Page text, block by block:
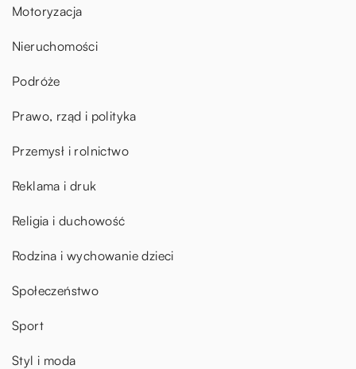
Motoryzacja
Nieruchomości
Podróże
Prawo, rząd i polityka
Przemysł i rolnictwo
Reklama i druk
Religia i duchowość
Rodzina i wychowanie dzieci
Społeczeństwo
Sport
Styl i moda